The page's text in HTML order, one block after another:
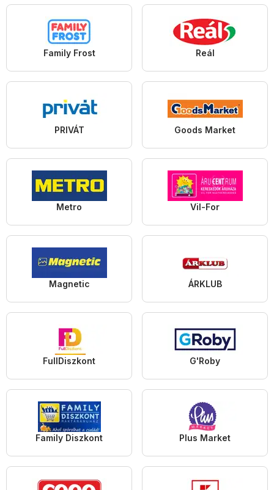
Family Frost Reál
PRIVÁT Goods Market
Metro Vil-For
Magnetic ÁRKLUB
FullDiszkont G'Roby
Family Diszkont Plus Market